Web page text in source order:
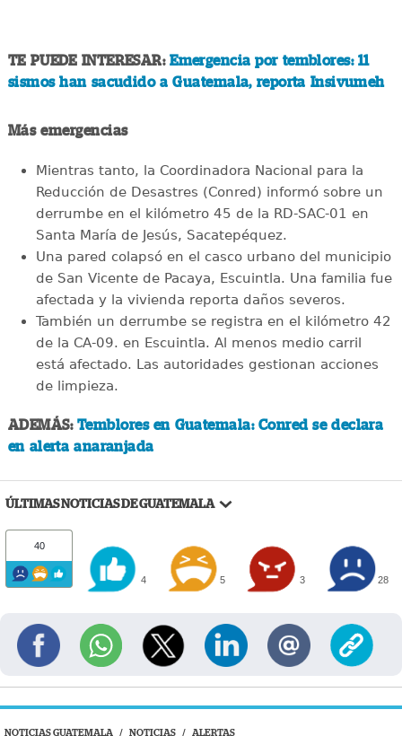
TE PUEDE INTERESAR:Emergencia por temblores: 11
sismos han sacudido a Guatemala, reporta Insivumeh
Más emergencias
Mientras tanto, la Coordinadora Nacional para la
Reducción de Desastres (Conred) informó sobre un
derrumbe en el kilómetro 45 de la RD-SAC-01 en
Santa María de Jesús, Sacatepéquez.
Una pared colapsó en el casco urbano del municipio
de San Vicente de Pacaya, Escuintla. Una familia fue
afectada y la vivienda reporta daños severos.
También un derrumbe se registra en el kilómetro 42
de la CA-09. en Escuintla. Al menos medio carril
está afectado. Las autoridades gestionan acciones
de limpieza.
ADEMÁS:Temblores en Guatemala: Conred se declara
en alerta anaranjada
ÚLTIMAS NOTICIAS DE GUATEMALA
40
4 5 3 28
NOTICIAS GUATEMALA / NOTICIAS / ALERTAS